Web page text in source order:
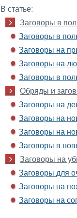
В статье:
Заговоры в
Заговоры в
Заговоры на
Заговоры на
Заговоры в
Обряды и
Заговоры на
Заговоры на
Заговоры на
Заговоры в
Заговоры на
Заговоры для
Заговоры на
Заговоры на